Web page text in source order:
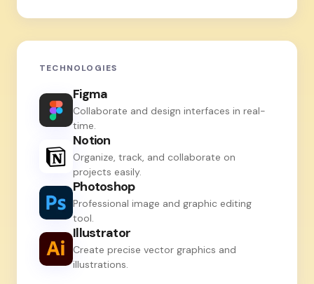
TECHNOLOGIES
Figma
Collaborate and design interfaces in real-
time.
Notion
Organize, track, and collaborate on
projects easily.
Photoshop
Professional image and graphic editing
tool.
Illustrator
Create precise vector graphics and
illustrations.